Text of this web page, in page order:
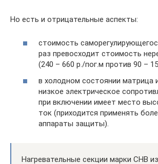
Но есть и отрицательные аспекты:
стоимость
раз превосходит стоимость
(240 – 660 р./пог.м против 90 –
в холодном состоянии матрица
низкое электрическое
при включении имеет место
ток (приходится применять
аппараты защиты).
Нагревательные секции марки СНВ